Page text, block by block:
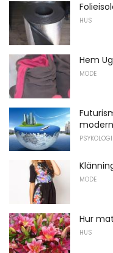
HUS
Hem
MODE
MODE
Hur
HUS